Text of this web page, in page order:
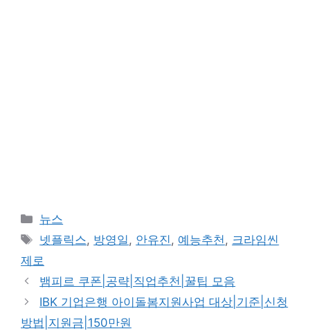
카
테
리
뉴스
태
그
넷플릭스, 방영일, 안유진, 예능추천, 크라임씬
제로
뱀피르 쿠폰|공략|직업추천|꿀팁 모음
IBK 기업은행 아이돌봄지원사업 대상|기준|신청
방법|지원금|150만원